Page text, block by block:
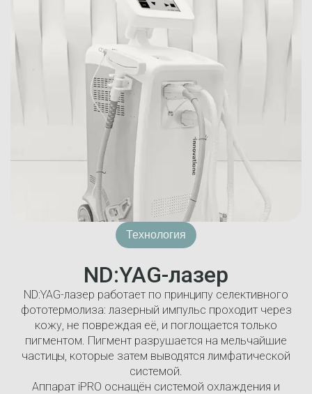
Технология
ND:YAG-лазер
ND:YAG-лазер работает по принципу селективного
фототермолиза: лазерный импульс проходит через
кожу, не повреждая её, и поглощается только
пигментом. Пигмент разрушается на мельчайшие
частицы, которые затем выводятся лимфатической
системой.
Аппарат iPRO оснащён системой охлаждения и